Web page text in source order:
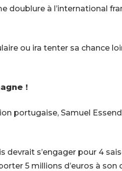
doublure à l’international
ou ira tenter sa chance
!
portugaise, Samuel
devrait s’engager pour 4
5 millions d’euros à son